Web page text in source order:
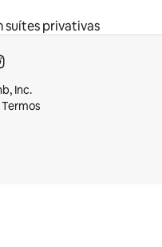
suítes privativas
Inc.
Termos